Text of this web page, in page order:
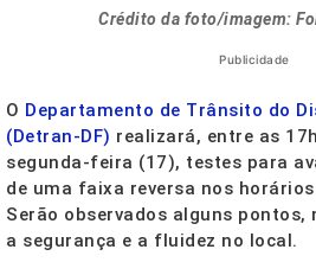
Crédito da foto/imagem:
Publicidade
O Departamento de Trânsito do
(Detran-DF) realizará, entre as
segunda-feira (17), testes para
de uma faixa reversa nos
Serão observados alguns pontos,
a segurança e a fluidez no local.